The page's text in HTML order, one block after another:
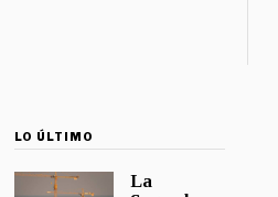
LO ÚLTIMO
La